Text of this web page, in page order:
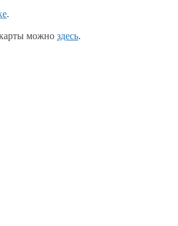
.
можно здесь.